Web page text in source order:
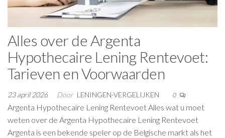
Alles over de Argenta
Hypothecaire Lening Rentevoet:
Tarieven en Voorwaarden
23 april 2026 Door LENINGEN-VERGELIJKEN 0
Argenta Hypothecaire Lening Rentevoet Alles wat u moet
weten over de Argenta Hypothecaire Lening Rentevoet
Argenta is een bekende speler op de Belgische markt als het